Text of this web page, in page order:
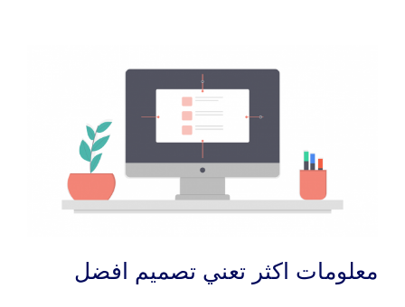
معلومات اكثر تعني تصميم افضل